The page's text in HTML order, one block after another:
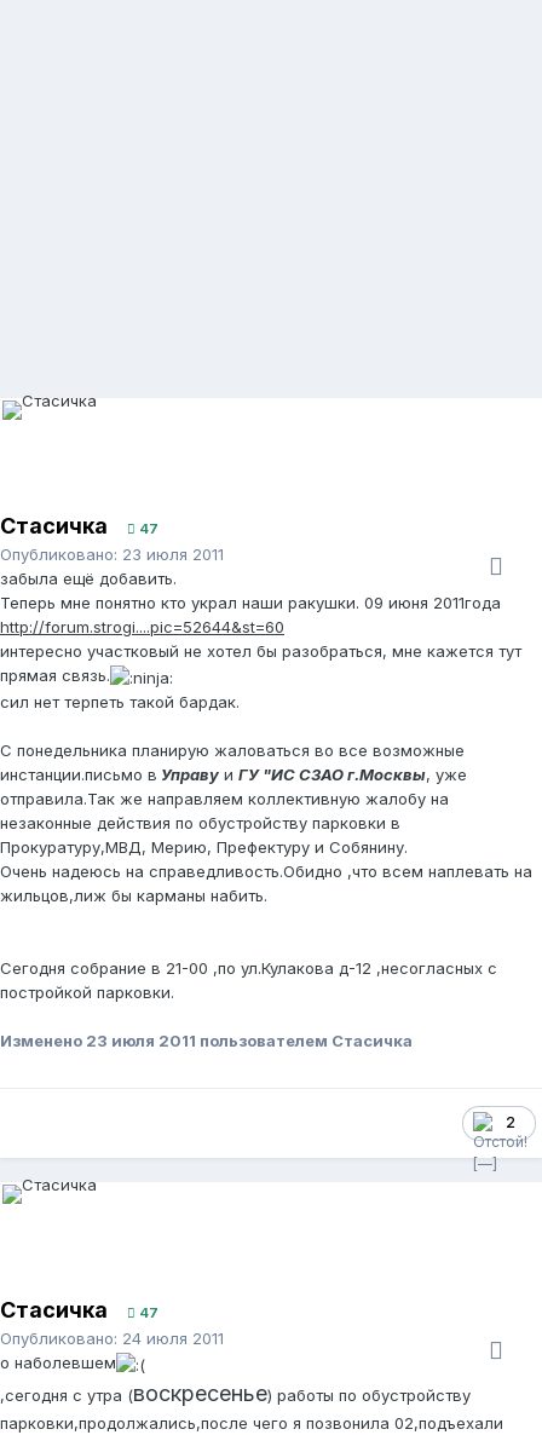
Стасичка 47
Опубликовано: 23 июля 2011
забыла ещё добавить.
Теперь мне понятно кто украл наши ракушки. 09 июня 2011года
http://forum.strogi....pic=52644&st=60
интересно участковый не хотел бы разобраться, мне кажется тут
прямая связь.
сил нет терпеть такой бардак.
С понедельника планирую жаловаться во все возможные
инстанции.письмо в Управу и ГУ "ИС СЗАО г.Москвы, уже
отправила.Так же направляем коллективную жалобу на
незаконные действия по обустройству парковки в
Прокуратуру,МВД, Мерию, Префектуру и Собянину.
Очень надеюсь на справедливость.Обидно ,что всем наплевать на
жильцов,лиж бы карманы набить.
Сегодня собрание в 21-00 ,по ул.Кулакова д-12 ,несогласных с
постройкой парковки.
Изменено 23 июля 2011 пользователем Стасичка
2
Стасичка 47
Опубликовано: 24 июля 2011
о наболевшем
,сегодня с утра (воскресенье) работы по обустройству
парковки,продолжались,после чего я позвонила 02,подъехали